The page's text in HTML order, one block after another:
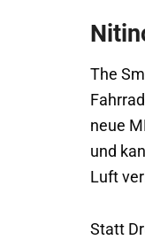
The
neue
und
Luft
Statt